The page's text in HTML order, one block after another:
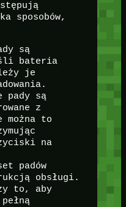
sposobów,
są
bateria
je
pady są
z
można to
na
padów
obsługi.
to, aby